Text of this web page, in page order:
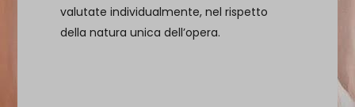
valutate individualmente, nel rispetto
della natura unica dell’opera.